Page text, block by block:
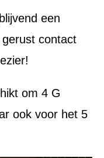
een
contact
om 4 G
ook voor het 5